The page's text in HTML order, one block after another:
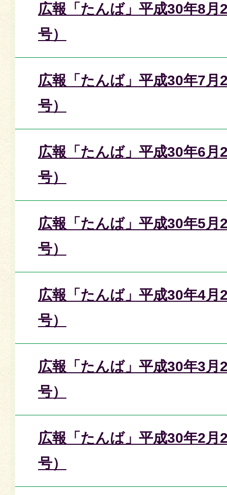
広報「たんば」平成30年8月
号）
広報「たんば」平成30年7月
号）
広報「たんば」平成30年6月
号）
広報「たんば」平成30年5月
号）
広報「たんば」平成30年4月
号）
広報「たんば」平成30年3月
号）
広報「たんば」平成30年2月
号）